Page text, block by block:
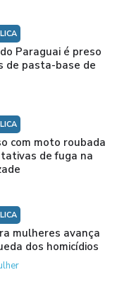
Paraguai é preso
de pasta-base de
com moto roubada
de fuga na
mulheres avança
dos homicídios